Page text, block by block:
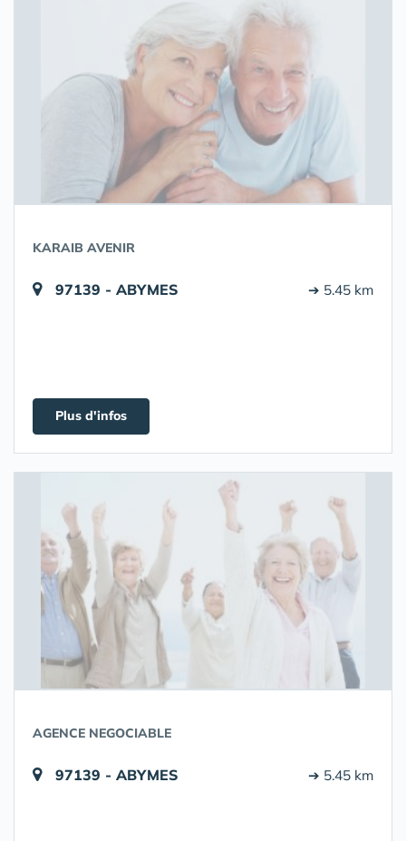
KARAIB AVENIR
97139 - ABYMES ➔ 5.45 km
Plus d'infos
AGENCE NEGOCIABLE
97139 - ABYMES ➔ 5.45 km